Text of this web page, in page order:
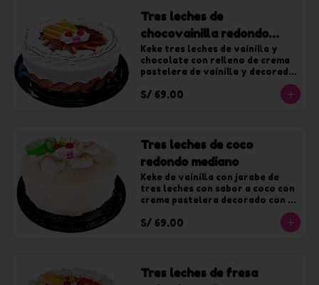
Tres leches de
chocovainilla redondo
mediano
Keke tres leches de vainilla y
chocolate con relleno de crema
pastelera de vainilla y decorado
Para 20 tajadas.
S/ 69.00
Tres leches de coco
redondo mediano
Keke de vainilla con jarabe de
tres leches con sabor a coco con
crema pastelera decorado con
Para 20 tajadas.
S/ 69.00
Tres leches de fresa